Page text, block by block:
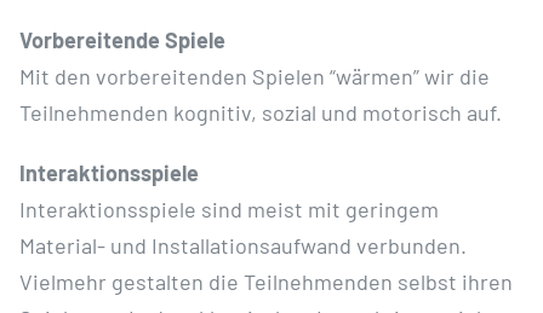
Vorbereitende Spiele
Mit den vorbereitenden Spielen “wärmen” wir die
Teilnehmenden kognitiv, sozial und motorisch auf.
Interaktionsspiele
Interaktionsspiele sind meist mit geringem
Material- und Installationsaufwand verbunden.
Vielmehr gestalten die Teilnehmenden selbst ihren